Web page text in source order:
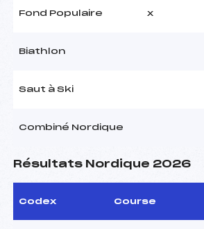
Fond Populaire x
Biathlon
Saut à Ski
Combiné Nordique
Résultats Nordique 2026
Codex Course